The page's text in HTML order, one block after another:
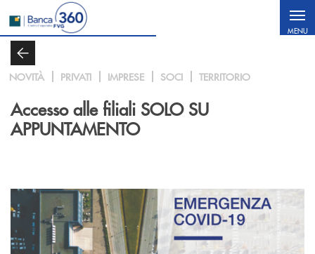
Salta al contenuto principale
MENU
NOVITÀ PRIVATI IMPRESE SOCI TERRITORIO
Accesso alle filiali SOLO SU
APPUNTAMENTO